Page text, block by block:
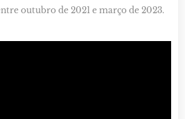
outubro de 2021 e março de 2023.